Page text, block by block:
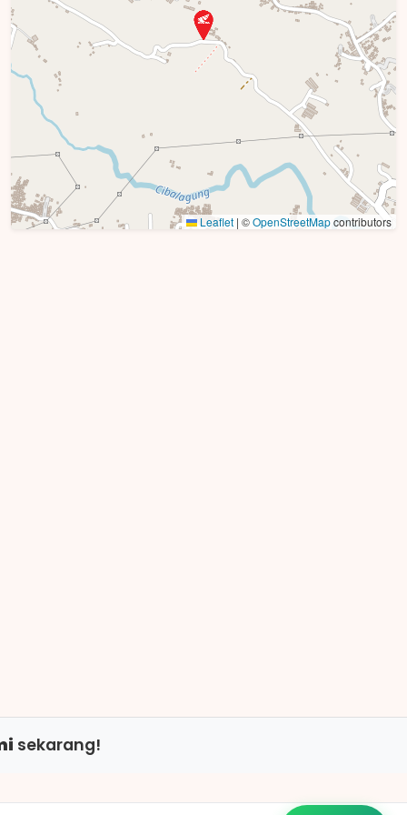
Leaflet | ©OpenStreetMapcontributors
sekarang!